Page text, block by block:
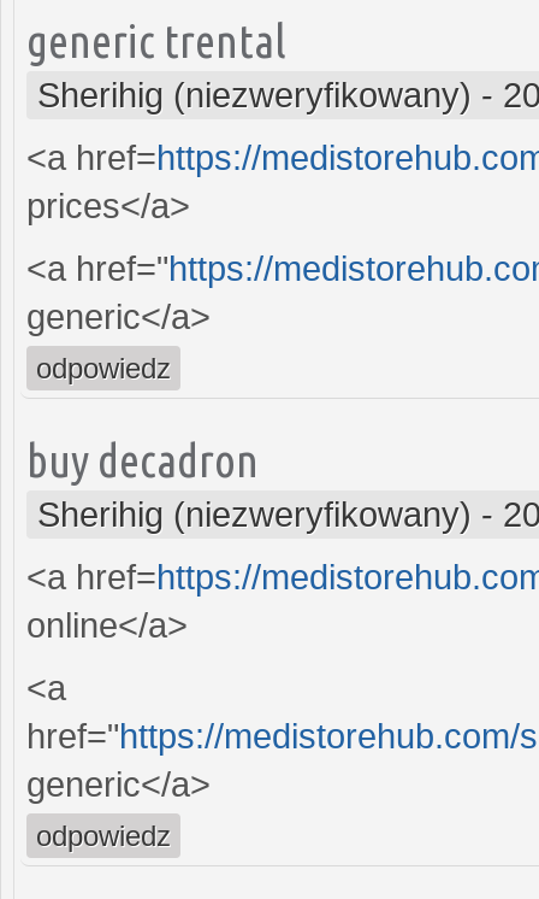
generic trental
Sherihig (niezweryfikowany) -
<a href=https://
prices</a>
<a href="https://
generic</a>
odpowiedz
buy decadron
Sherihig (niezweryfikowany) -
<a href=https://
online</a>
<a
href="https://medistorehub.com/
generic</a>
odpowiedz